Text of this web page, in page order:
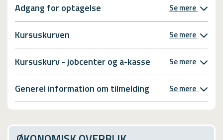
Adgang for optagelse Se mere
Kursuskurven Se mere
Kursuskurv - jobcenter og a-kasse Se mere
Generel information om tilmelding Se mere